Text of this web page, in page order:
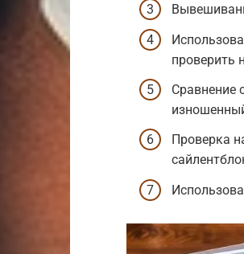
проверить
Сравнение
Проверка